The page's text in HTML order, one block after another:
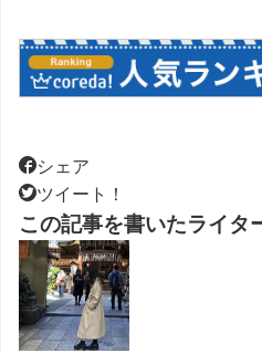
シェア
ツイート！
この記事を書いたライタ